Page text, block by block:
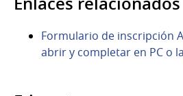
Formulario de inscripción
abrir y completar en PC o